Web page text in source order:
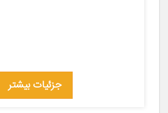
جزئیات بیشتر